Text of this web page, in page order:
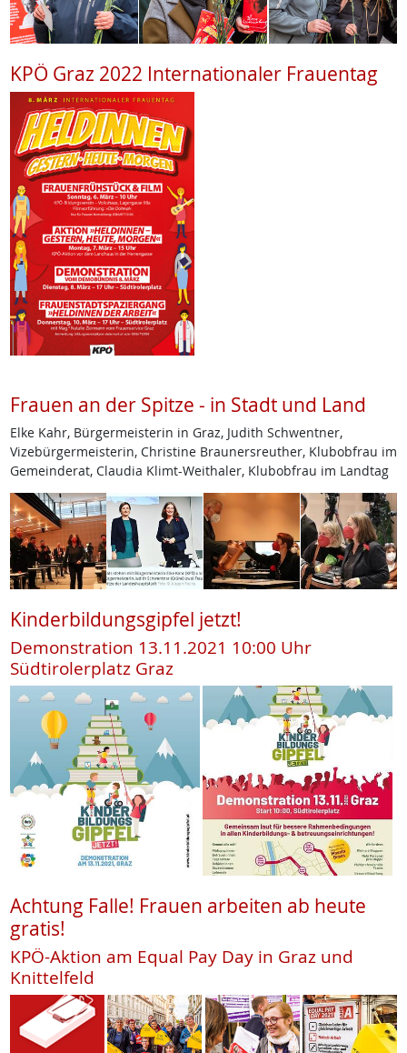
KPÖ Graz 2022 Internationaler Frauentag
Frauen an der Spitze - in Stadt und Land
Elke Kahr, Bürgermeisterin in Graz, Judith Schwentner,
Vizebürgermeisterin, Christine Braunersreuther, Klubobfrau im
Gemeinderat, Claudia Klimt-Weithaler, Klubobfrau im Landtag
Kinderbildungsgipfel jetzt!
Demonstration 13.11.2021 10:00 Uhr
Südtirolerplatz Graz
Achtung Falle! Frauen arbeiten ab heute
gratis!
KPÖ-Aktion am Equal Pay Day in Graz und
Knittelfeld